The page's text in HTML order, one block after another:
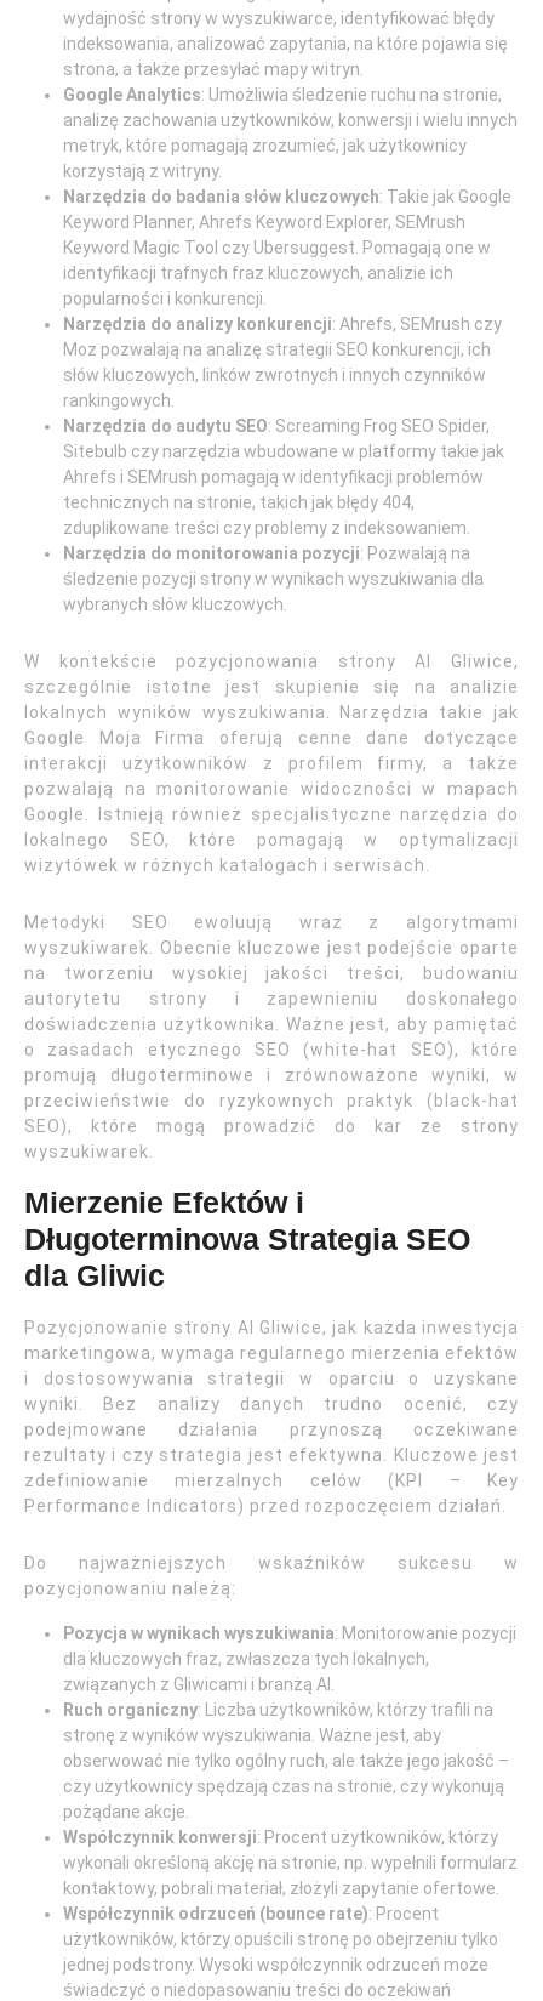
wydajność strony w wyszukiwarce, identyfikować błędy
indeksowania, analizować zapytania, na które pojawia się
strona, a także przesyłać mapy witryn.
Google Analytics: Umożliwia śledzenie ruchu na stronie,
analizę zachowania użytkowników, konwersji i wielu innych
metryk, które pomagają zrozumieć, jak użytkownicy
korzystają z witryny.
Narzędzia do badania słów kluczowych: Takie jak Google
Keyword Planner, Ahrefs Keyword Explorer, SEMrush
Keyword Magic Tool czy Ubersuggest. Pomagają one w
identyfikacji trafnych fraz kluczowych, analizie ich
popularności i konkurencji.
Narzędzia do analizy konkurencji: Ahrefs, SEMrush czy
Moz pozwalają na analizę strategii SEO konkurencji, ich
słów kluczowych, linków zwrotnych i innych czynników
rankingowych.
Narzędzia do audytu SEO: Screaming Frog SEO Spider,
Sitebulb czy narzędzia wbudowane w platformy takie jak
Ahrefs i SEMrush pomagają w identyfikacji problemów
technicznych na stronie, takich jak błędy 404,
zduplikowane treści czy problemy z indeksowaniem.
Narzędzia do monitorowania pozycji: Pozwalają na
śledzenie pozycji strony w wynikach wyszukiwania dla
wybranych słów kluczowych.
W kontekście pozycjonowania strony AI Gliwice,
szczególnie istotne jest skupienie się na analizie
lokalnych wyników wyszukiwania. Narzędzia takie jak
Google Moja Firma oferują cenne dane dotyczące
interakcji użytkowników z profilem firmy, a także
pozwalają na monitorowanie widoczności w mapach
Google. Istnieją również specjalistyczne narzędzia do
lokalnego SEO, które pomagają w optymalizacji
wizytówek w różnych katalogach i serwisach.
Metodyki SEO ewoluują wraz z algorytmami
wyszukiwarek. Obecnie kluczowe jest podejście oparte
na tworzeniu wysokiej jakości treści, budowaniu
autorytetu strony i zapewnieniu doskonałego
doświadczenia użytkownika. Ważne jest, aby pamiętać
o zasadach etycznego SEO (white-hat SEO), które
promują długoterminowe i zrównoważone wyniki, w
przeciwieństwie do ryzykownych praktyk (black-hat
SEO), które mogą prowadzić do kar ze strony
wyszukiwarek.
Mierzenie Efektów i
Długoterminowa Strategia SEO
dla Gliwic
Pozycjonowanie strony AI Gliwice, jak każda inwestycja
marketingowa, wymaga regularnego mierzenia efektów
i dostosowywania strategii w oparciu o uzyskane
wyniki. Bez analizy danych trudno ocenić, czy
podejmowane działania przynoszą oczekiwane
rezultaty i czy strategia jest efektywna. Kluczowe jest
zdefiniowanie mierzalnych celów (KPI – Key
Performance Indicators) przed rozpoczęciem działań.
Do najważniejszych wskaźników sukcesu w
pozycjonowaniu należą:
Pozycja w wynikach wyszukiwania: Monitorowanie pozycji
dla kluczowych fraz, zwłaszcza tych lokalnych,
związanych z Gliwicami i branżą AI.
Ruch organiczny: Liczba użytkowników, którzy trafili na
stronę z wyników wyszukiwania. Ważne jest, aby
obserwować nie tylko ogólny ruch, ale także jego jakość –
czy użytkownicy spędzają czas na stronie, czy wykonują
pożądane akcje.
Współczynnik konwersji: Procent użytkowników, którzy
wykonali określoną akcję na stronie, np. wypełnili formularz
kontaktowy, pobrali materiał, złożyli zapytanie ofertowe.
Współczynnik odrzuceń (bounce rate): Procent
użytkowników, którzy opuścili stronę po obejrzeniu tylko
jednej podstrony. Wysoki współczynnik odrzuceń może
świadczyć o niedopasowaniu treści do oczekiwań